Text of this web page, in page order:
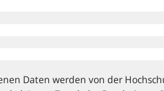
Daten werden von der